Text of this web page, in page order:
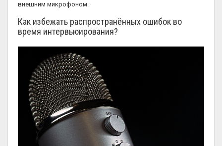
внешним микрофоном.
Как избежать распространённых ошибок во
время интервьюирования?